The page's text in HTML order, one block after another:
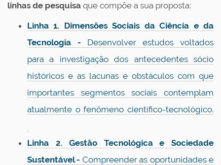
linhas de pesquisa que compõe a sua proposta:
Linha 1. Dimensões Sociais da Ciência e da
Tecnologia - Desenvolver estudos voltados
para a investigação dos antecedentes sócio
históricos e as lacunas e obstáculos com que
importantes segmentos sociais contemplam
atualmente o fenômeno científico-tecnológico.
Linha 2. Gestão Tecnológica e Sociedade
Sustentável - Compreender as oportunidades e